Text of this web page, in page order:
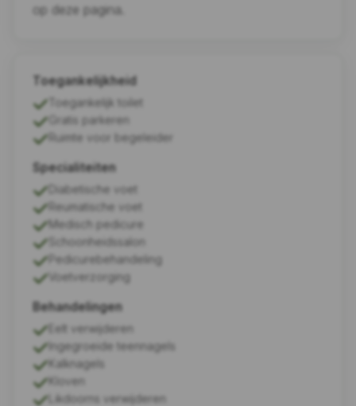
op deze pagina.
Toegankelijkheid
Toegankelijk toilet
Gratis parkeren
Ruimte voor begeleider
Specialiteiten
Diabetische voet
Reumatische voet
Medisch pedicure
Schoonheidssalon
Pedicurebehandeling
Voetverzorging
Behandelingen
Eelt verwijderen
Ingegroeide teennagels
Kalknagels
Kloven
Likdoorns verwijderen